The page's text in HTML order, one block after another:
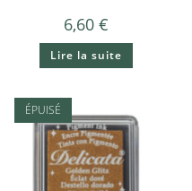
6,60 €
Lire la suite
ÉPUISÉ